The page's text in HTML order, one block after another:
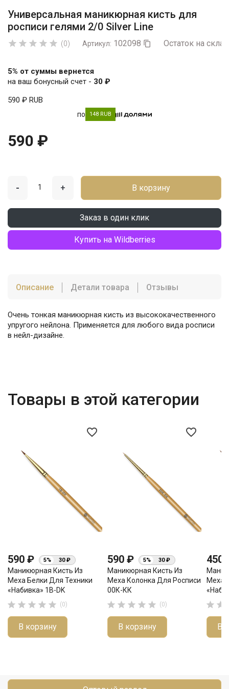
Универсальная маникюрная кисть для
росписи гелями 2/0 Silver Line
     (0) Артикул: 102098  Остаток на
5% от суммы вернется
на ваш бонусный счет - 30 ₽
590 ₽ RUB
по 148 RUB
590 ₽
- + В корзину
Заказ в один клик
Купить на Wildberries
Описание Детали товара Отзывы
Очень тонкая маникюрная кисть из высококачественного
упругого нейлона. Применяется для любого вида росписи
в нейл-дизайне.
Товары в этой категории
favorite_border
590 ₽ 5% 30 ₽
Маникюрная Кисть Из
Меха Белки Для Техники
«набивка» 1B-DK
     (0)
В корзину
favorite_border
590 ₽ 5% 30 ₽
Маникюрная Кисть Из
Меха Колонка Для Росписи
00К-КК
     (0)
В корзину
450
Меха
 
В